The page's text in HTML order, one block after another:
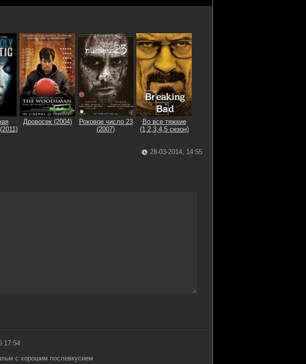
Дровосек (2004)
Роковое число 23
(2007)
Во все тяжкие
(1,2,3,4,5 сезон)
28-03-2014, 14:55
17:54
с хорошим послевкусием